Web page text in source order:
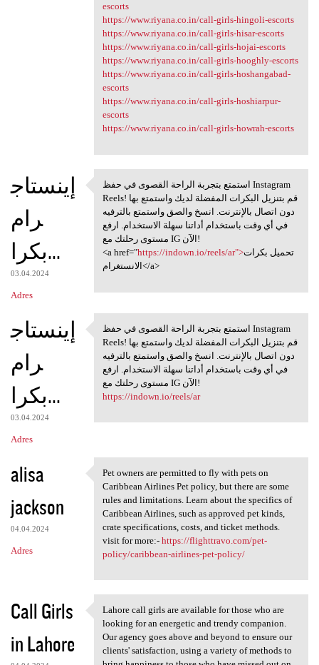
escorts
https://www.riyana.co.in/call-girls-hingoli-escorts
https://www.riyana.co.in/call-girls-hisar-escorts
https://www.riyana.co.in/call-girls-hojai-escorts
https://www.riyana.co.in/call-girls-hooghly-escorts
https://www.riyana.co.in/call-girls-hoshangabad-
escorts
https://www.riyana.co.in/call-girls-hoshiarpur-
escorts
https://www.riyana.co.in/call-girls-howrah-escorts
إينستاج
رام
بكرا...
03.04.2024
Adres
استمتع بتجربة الراحة القصوى
استمتع بتجربة الراحة القصوى في حفظ Instagram
Reels! قم بتنزيل البكرات المفضلة لديك واستمتع بها
دون اتصال بالإنترنت. انسخ والصق واستمتع بالترفيه
في أي وقت باستخدام أداتنا سهلة الاستخدام. ارفع
مستوى رحلتك مع IG الآن!
<a href="https://indown.io/reels/ar">تحميل بكرات
الانستغرام</a>
إينستاج
رام
بكرا...
03.04.2024
Adres
استمتع بتجربة الراحة القصوى
استمتع بتجربة الراحة القصوى في حفظ Instagram
Reels! قم بتنزيل البكرات المفضلة لديك واستمتع بها
دون اتصال بالإنترنت. انسخ والصق واستمتع بالترفيه
في أي وقت باستخدام أداتنا سهلة الاستخدام. ارفع
مستوى رحلتك مع IG الآن!
https://indown.io/reels/ar
alisa
jackson
04.04.2024
Adres
Pet owners are permitted to
Pet owners are permitted to fly with pets on
Caribbean Airlines Pet policy, but there are some
rules and limitations. Learn about the specifics of
Caribbean Airlines, such as approved pet kinds,
crate specifications, costs, and ticket methods.
visit for more:- https://flighttravo.com/pet-
policy/caribbean-airlines-pet-policy/
Call Girls
in Lahore
Lahore call girls are
Lahore call girls are available for those who are
looking for an energetic and trendy companion.
Our agency goes above and beyond to ensure our
clients' satisfaction, using a variety of methods to